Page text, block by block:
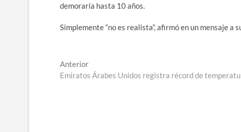
demoraría hasta 10 años.
Simplemente “no es realista”, afirmó en un mensaje a
Navegación
de
AnteriorEntrada
anterior:
Emiratos Árabes Unidos registra récord de